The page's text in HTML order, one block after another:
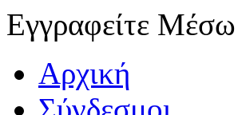
Εγγραφείτε Μέσω
Αρχική